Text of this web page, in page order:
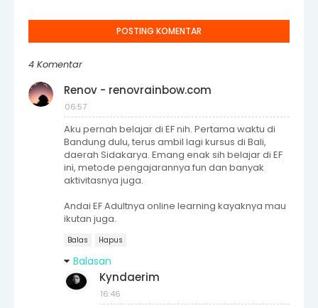
POSTING KOMENTAR
4 Komentar
Renov - renovrainbow.com
06:57
Aku pernah belajar di EF nih. Pertama waktu di
Bandung dulu, terus ambil lagi kursus di Bali,
daerah Sidakarya. Emang enak sih belajar di EF
ini, metode pengajarannya fun dan banyak
aktivitasnya juga.
Andai EF Adultnya online learning kayaknya mau
ikutan juga.
Balas Hapus
Balasan
Kyndaerim
16:46